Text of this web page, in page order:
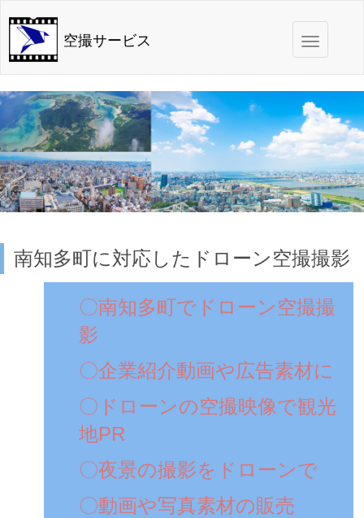
navigation
空撮サービス
南知多町に対応したドローン空撮撮影
〇南知多町でドローン空撮撮
影
〇企業紹介動画や広告素材に
〇ドローンの空撮映像で観光
地PR
〇夜景の撮影をドローンで
〇動画や写真素材の販売